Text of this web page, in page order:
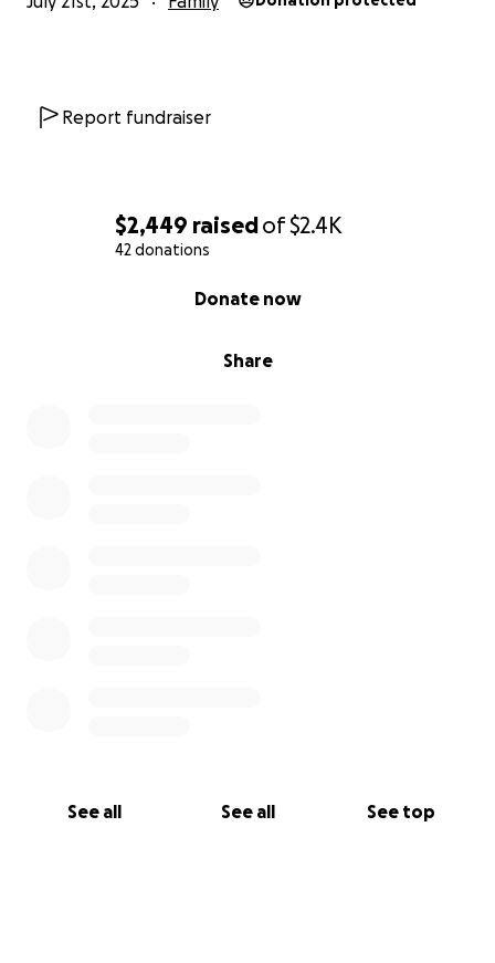
$2,449 raisedof$2.4K
42 donations
Share
Donate now
See all See all See top
Report fundraiser